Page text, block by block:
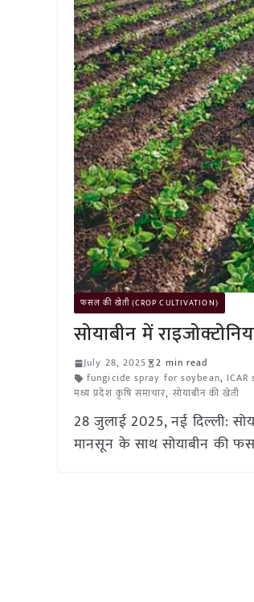
फसल की खेती (CROP CULTIVATION)
सोयाबीन में
July 28, 2025
2 min read
fungicide spray for soybean,
मध्य प्रदेश कृषि समाचार, सोयाबीन की खेती
28 जुलाई 2025, नई दिल्ली:
मानसून के साथ सोयाबीन की